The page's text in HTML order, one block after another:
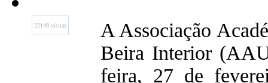
22149 visitas
A Associação
Beira Interior
feira, 27 de